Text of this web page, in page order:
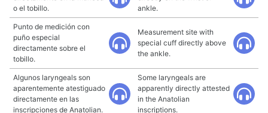
o el tobillo.
ankle.
Punto de medición con
puño especial
directamente sobre el
tobillo.
Measurement site with
special cuff directly above
the ankle.
Algunos laryngeals son
aparentemente atestiguado
directamente en las
inscripciones de Anatolian.
Some laryngeals are
apparently directly attested
in the Anatolian
inscriptions.